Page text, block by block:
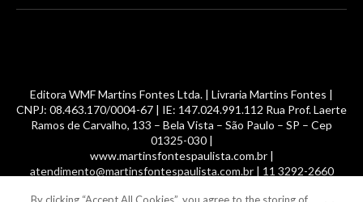
Editora WMF Martins Fontes Ltda. | Livraria Martins Fontes |
CNPJ: 08.463.170/0004-67 | IE: 147.024.991.112 Rua Prof. Laerte
Ramos de Carvalho, 133 – Bela Vista – São Paulo – SP – Cep
01325-030 |
www.martinsfontespaulista.com.br |
atendimento@martinsfontespaulista.com.br | 11 3292-2660